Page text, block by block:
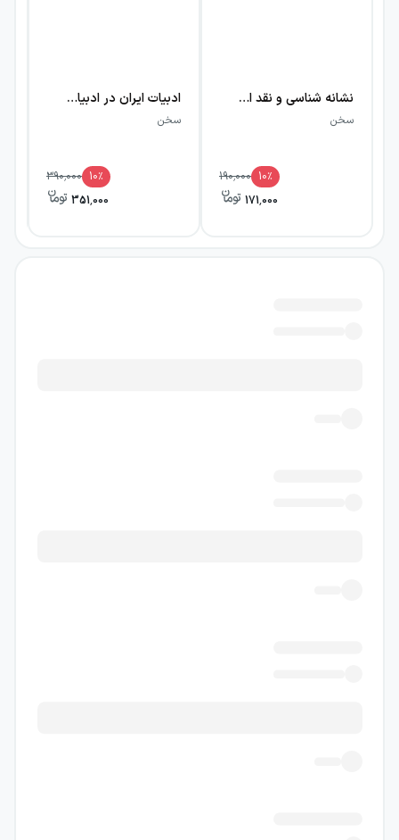
نشانه شناسی و نقد ادبیات داستانی معاصر (۲)
سخن
190,000 10٪
171,000
ادبیات ایران در ادبیات جهان
سخن
390,000 10٪
351,000